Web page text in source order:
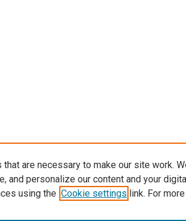
that are necessary to make our site work.
and personalize our content and your
using the Cookie settings link. For